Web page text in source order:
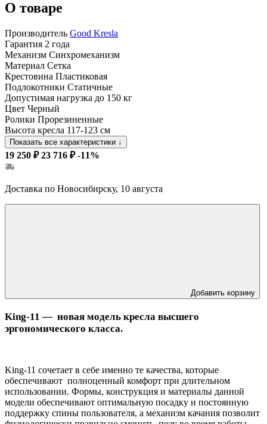
О товаре
Производитель Good Kresla
Гарантия 2 года
Механизм Синхромеханизм
Материал Сетка
Крестовина Пластиковая
Подлокотники Статичные
Допустимая нагрузка до 150 кг
Цвет Черный
Ролики Прорезиненные
Высота кресла 117-123 см
Показать все характеристики ↓
19 250 ₽ 23 716 ₽ -11%
Доставка по Новосибирску, 10 августа
Добавить корзину
King-11 — новая модель кресла высшего
эргономического класса.
King-11 сочетает в себе именно те качества, которые
обеспечивают полноценный комфорт при длительном
использовании. Формы, конструкция и материалы данной
модели обеспечивают оптимальную посадку и постоянную
поддержку спины пользователя, а механизм качания позволит